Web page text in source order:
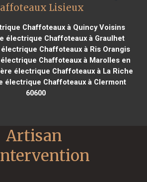
Lisieux
Chaffoteaux à Quincy Voisins
électrique Chaffoteaux à Graulhet
Chaffoteaux à Ris Orangis
Chaffoteaux à Marolles en
électrique Chaffoteaux à La Riche
électrique Chaffoteaux à Clermont
60600
Artisan